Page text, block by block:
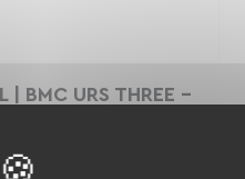
| BMC URS THREE -
€ / Tag